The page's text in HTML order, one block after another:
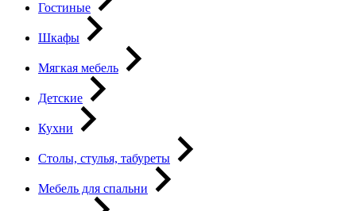
Гостиные
Шкафы
Мягкая мебель
Детские
Кухни
Столы, стулья, табуреты
Мебель для спальни